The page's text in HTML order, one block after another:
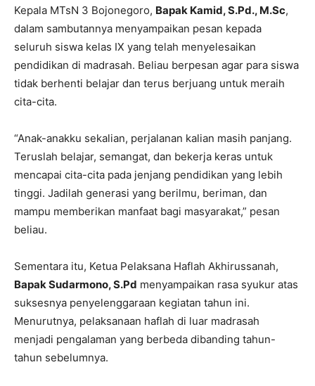
Kepala MTsN 3 Bojonegoro, Bapak Kamid, S.Pd., M.Sc,
dalam sambutannya menyampaikan pesan kepada
seluruh siswa kelas IX yang telah menyelesaikan
pendidikan di madrasah. Beliau berpesan agar para siswa
tidak berhenti belajar dan terus berjuang untuk meraih
cita-cita.
“Anak-anakku sekalian, perjalanan kalian masih panjang.
Teruslah belajar, semangat, dan bekerja keras untuk
mencapai cita-cita pada jenjang pendidikan yang lebih
tinggi. Jadilah generasi yang berilmu, beriman, dan
mampu memberikan manfaat bagi masyarakat,” pesan
beliau.
Sementara itu, Ketua Pelaksana Haflah Akhirussanah,
Bapak Sudarmono, S.Pd menyampaikan rasa syukur atas
suksesnya penyelenggaraan kegiatan tahun ini.
Menurutnya, pelaksanaan haflah di luar madrasah
menjadi pengalaman yang berbeda dibanding tahun-
tahun sebelumnya.